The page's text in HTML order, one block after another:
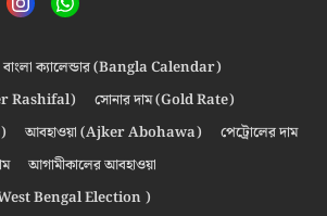
বাংলা ক্যালেন্ডার (Bangla Calendar)
Rashifal)
সোনার দাম (Gold Rate)
আবহাওয়া (Ajker Abohawa)
পেট্রোলের দাম
আগামীকালের আবহাওয়া
( West Bengal Election )